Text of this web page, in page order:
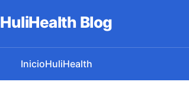
HuliHealth Blog
InicioHuliHealth